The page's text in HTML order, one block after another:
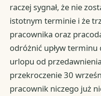
raczej sygnał, że nie
istotnym terminie i że
pracownika oraz
odróżnić upływ terminu
urlopu od
przekroczenie 30
pracownik niczego już